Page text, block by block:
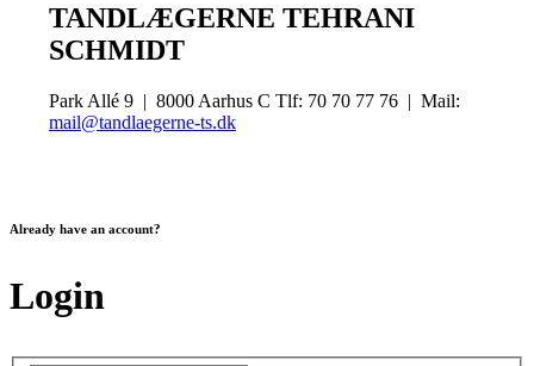
TANDLÆGERNE TEHRANI
SCHMIDT
Park Allé 9 | 8000 Aarhus C Tlf: 70 70 77 76 | Mail:
mail@tandlaegerne-ts.dk
Already have an account?
Login